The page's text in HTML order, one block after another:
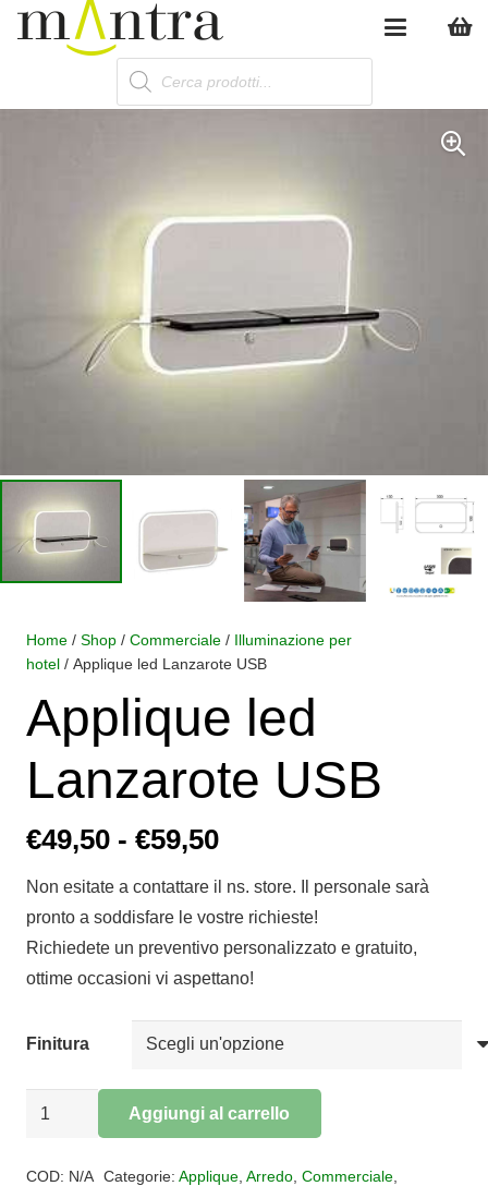
Products
search
Home / Shop / Commerciale / Illuminazione per
hotel / Applique led Lanzarote USB
Applique led
Lanzarote USB
€49,50 - €59,50Fascia
prezzo:
da
€49,50
a
€59,50
Non esitate a contattare il ns. store. Il personale sarà
pronto a soddisfare le vostre richieste!
Richiedete un preventivo personalizzato e gratuito,
ottime occasioni vi aspettano!
Finitura
Applique
Aggiungi al carrello
COD: N/A Categorie: Applique, Arredo, Commerciale,